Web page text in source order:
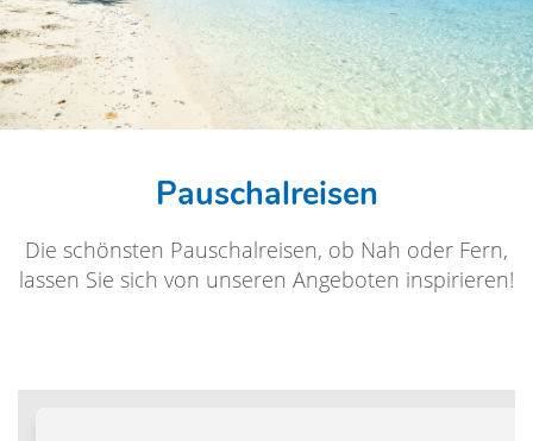
Pauschalreisen
Die schönsten Pauschalreisen, ob Nah oder Fern,
lassen Sie sich von unseren Angeboten inspirieren!